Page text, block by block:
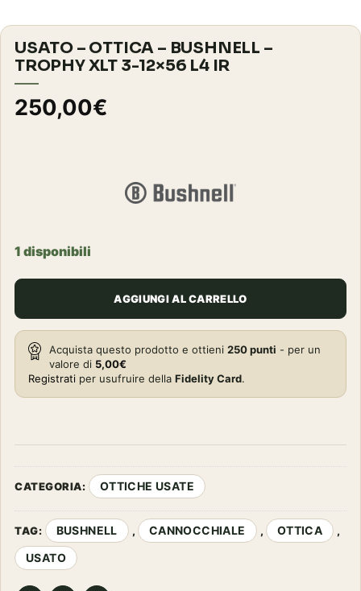
USATO – OTTICA – BUSHNELL –
TROPHY XLT 3-12×56 L4 IR
250,00€
1 disponibili
AGGIUNGI AL CARRELLO
Acquista questo prodotto e ottieni 250punti - per un
valore di 5,00€
Registrati per usufruire della Fidelity Card.
CATEGORIA: OTTICHE USATE
TAG: BUSHNELL , CANNOCCHIALE , OTTICA ,
USATO